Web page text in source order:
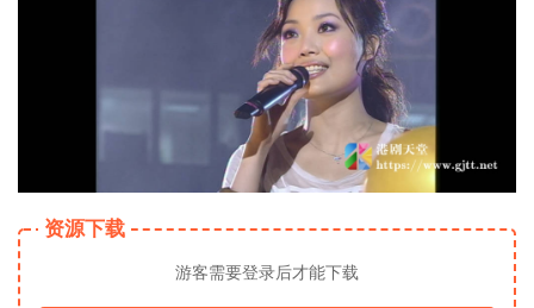
资源下载
游客需要登录后才能下载